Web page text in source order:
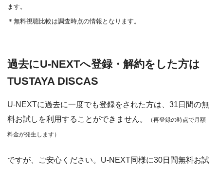
ます。
＊無料視聴比較は調査時点の情報となります。
過去にU-NEXTへ登録・解約をした方は
TUSTAYA DISCAS
U-NEXTに過去に一度でも登録をされた方は、31日間の無
料お試しを利用することができません。
（再登録の時点で月額
料金が発生します）
ですが、ご安心ください。U-NEXT同様に30日間無料お試